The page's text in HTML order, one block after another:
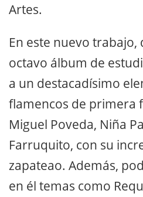
Artes.
En este nuevo trabajo,
octavo álbum de
a un destacadísimo
flamencos de primera
Miguel Poveda, Niña
Farruquito, con su
zapateao. Además,
en él temas como